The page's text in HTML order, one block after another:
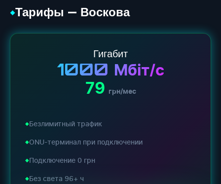
◆Тарифы — Воскова
Гигабит
1000 Мбіт/с
79 грн/мес
Безлимитный трафик
ONU-терминал при подключении
Подключение 0 грн
Без света 96+ ч